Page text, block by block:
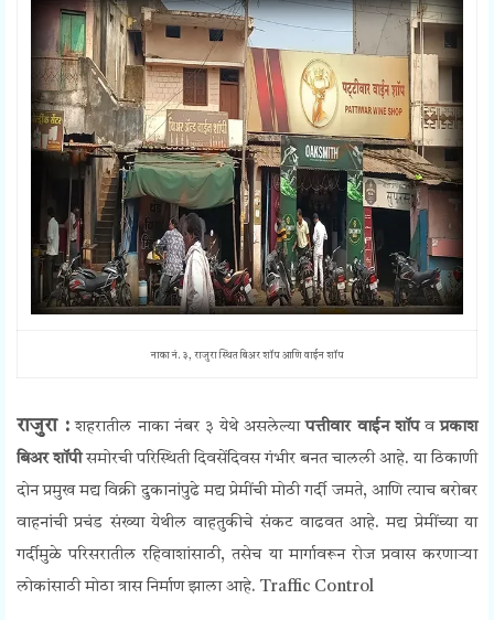
नाका नं. ३, राजुरा स्थित बिअर शॉप आणि वाईन शॉप
राजुरा : शहरातील नाका नंबर ३ येथे असलेल्यापत्तीवार वाईन शॉपवप्रकाश
बिअर शॉपीसमोरची परिस्थिती दिवसेंदिवस गंभीर बनत चालली आहे. या ठिकाणी
दोन प्रमुख मद्य विक्री दुकानांपुढे मद्य प्रेमींची मोठी गर्दी जमते, आणि त्याच बरोबर
वाहनांची प्रचंड संख्या येथील वाहतुकीचे संकट वाढवत आहे. मद्य प्रेमींच्या या
गर्दीमुळे परिसरातील रहिवाशांसाठी, तसेच या मार्गावरून रोज प्रवास करणाऱ्या
लोकांसाठी मोठा त्रास निर्माण झाला आहे. Traffic Control